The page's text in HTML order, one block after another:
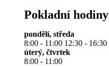
Pokladní hodiny
pondělí, středa
8:00 - 11:00 12:30 - 16:30
úterý, čtvrtek
8:00 - 11:00